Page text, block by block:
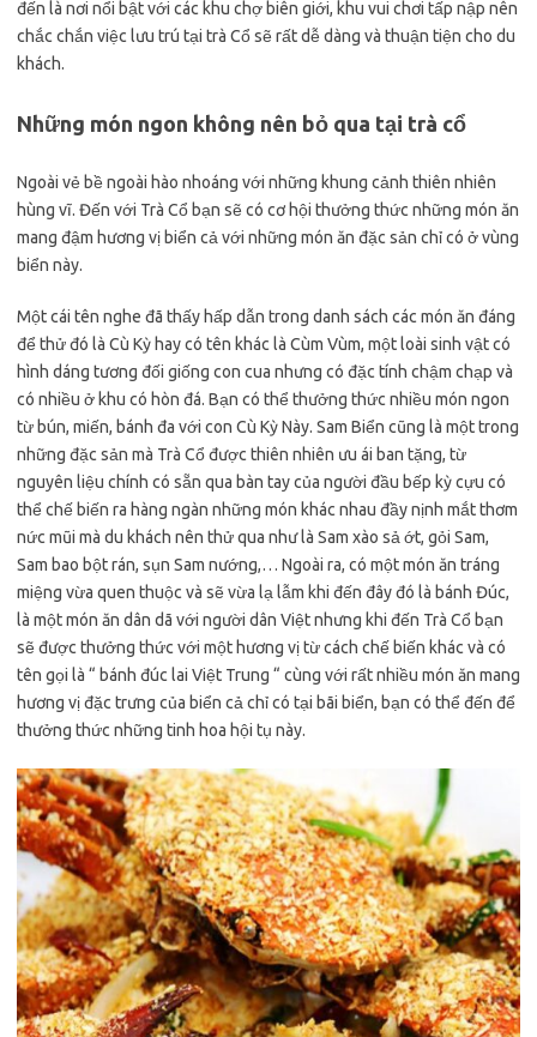
đến là nơi nổi bật với các khu chợ biên giới, khu vui chơi tấp nập nên
chắc chắn việc lưu trú tại trà Cổ sẽ rất dễ dàng và thuận tiện cho du
khách.
Những món ngon không nên bỏ qua tại trà cổ
Ngoài vẻ bề ngoài hào nhoáng với những khung cảnh thiên nhiên
hùng vĩ. Đến với Trà Cổ bạn sẽ có cơ hội thưởng thức những món ăn
mang đậm hương vị biển cả với những món ăn đặc sản chỉ có ở vùng
biển này.
Một cái tên nghe đã thấy hấp dẫn trong danh sách các món ăn đáng
để thử đó là Cù Kỳ hay có tên khác là Cùm Vùm, một loài sinh vật có
hình dáng tương đối giống con cua nhưng có đặc tính chậm chạp và
có nhiều ở khu có hòn đá. Bạn có thể thưởng thức nhiều món ngon
từ bún, miến, bánh đa với con Cù Kỳ Này. Sam Biển cũng là một trong
những đặc sản mà Trà Cổ được thiên nhiên ưu ái ban tặng, từ
nguyên liệu chính có sẵn qua bàn tay của người đầu bếp kỳ cựu có
thể chế biến ra hàng ngàn những món khác nhau đầy nịnh mắt thơm
nức mũi mà du khách nên thử qua như là Sam xào sả ớt, gỏi Sam,
Sam bao bột rán, sụn Sam nướng,… Ngoài ra, có một món ăn tráng
miệng vừa quen thuộc và sẽ vừa lạ lẫm khi đến đây đó là bánh Đúc,
là một món ăn dân dã với người dân Việt nhưng khi đến Trà Cổ bạn
sẽ được thưởng thức với một hương vị từ cách chế biến khác và có
tên gọi là “ bánh đúc lai Việt Trung “ cùng với rất nhiều món ăn mang
hương vị đặc trưng của biển cả chỉ có tại bãi biển, bạn có thể đến để
thưởng thức những tinh hoa hội tụ này.